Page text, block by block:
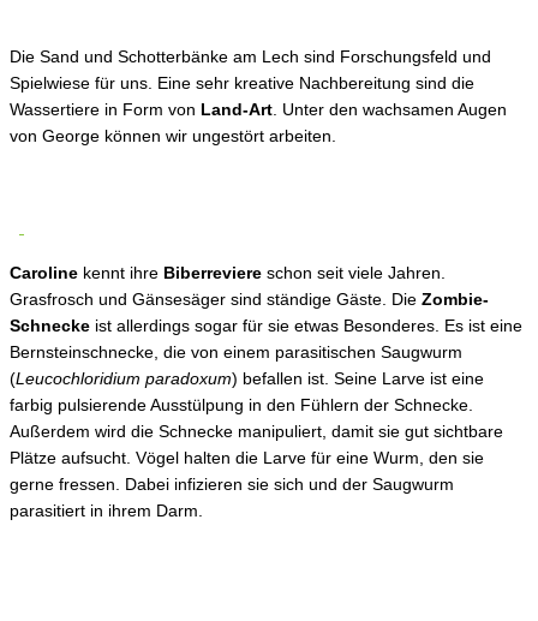
Die Sand und Schotterbänke am Lech sind Forschungsfeld und
Spielwiese für uns. Eine sehr kreative Nachbereitung sind die
Wassertiere in Form von Land-Art . Unter den wachsamen Augen
von George können wir ungestört arbeiten.
Caroline kennt ihre Biberreviere schon seit viele Jahren.
Grasfrosch und Gänsesäger sind ständige Gäste. Die Zombie-
Schnecke ist allerdings sogar für sie etwas Besonderes. Es ist eine
Bernsteinschnecke, die von einem parasitischen Saugwurm
(Leucochloridium paradoxum) befallen ist. Seine Larve ist eine
farbig pulsierende Ausstülpung in den Fühlern der Schnecke.
Außerdem wird die Schnecke manipuliert, damit sie gut sichtbare
Plätze aufsucht. Vögel halten die Larve für eine Wurm, den sie
gerne fressen. Dabei infizieren sie sich und der Saugwurm
parasitiert in ihrem Darm.